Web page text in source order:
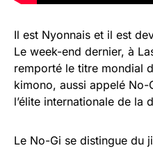
Il est Nyonnais et il est
Le week-end dernier, à
remporté le titre mondial
kimono, aussi appelé No-
l’élite internationale de la
Le No-Gi se distingue du